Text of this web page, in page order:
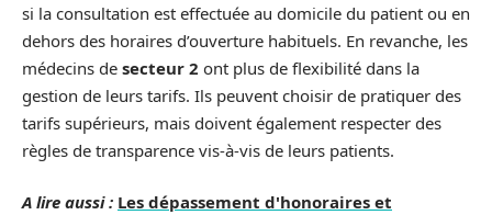
si la consultation est effectuée au domicile du patient ou en
dehors des horaires d’ouverture habituels. En revanche, les
médecins de secteur 2 ont plus de flexibilité dans la
gestion de leurs tarifs. Ils peuvent choisir de pratiquer des
tarifs supérieurs, mais doivent également respecter des
règles de transparence vis-à-vis de leurs patients.
A lire aussi : Les dépassement d'honoraires et